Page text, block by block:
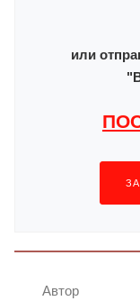
или
Автор